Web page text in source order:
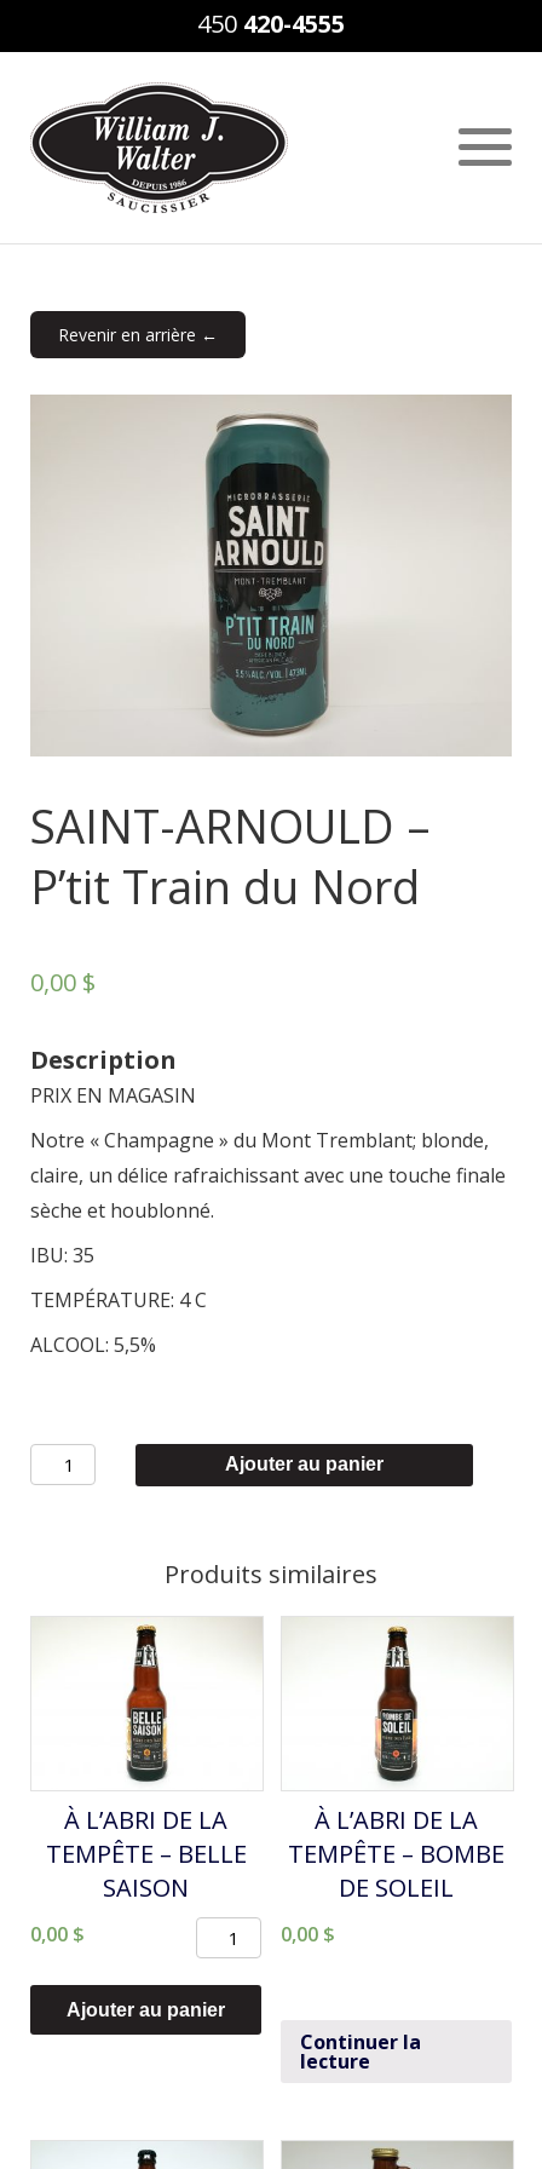
450 420-4555
Revenir en arrière ←
SAINT-ARNOULD –
P’tit Train du Nord
0,00 $
Description
PRIX EN MAGASIN
Notre « Champagne » du Mont Tremblant; blonde,
claire, un délice rafraichissant avec une touche finale
sèche et houblonné.
IBU: 35
TEMPÉRATURE: 4 C
ALCOOL: 5,5%
quantité
de
Ajouter au panier
Produits similaires
À L’ABRI DE LA
TEMPÊTE – BELLE
SAISON
0,00 $
quantité
À
L'ABRI
TEMPÊTE
Ajouter au panier
À L’ABRI DE LA
TEMPÊTE – BOMBE
DE SOLEIL
0,00 $
Continuer la
lecture